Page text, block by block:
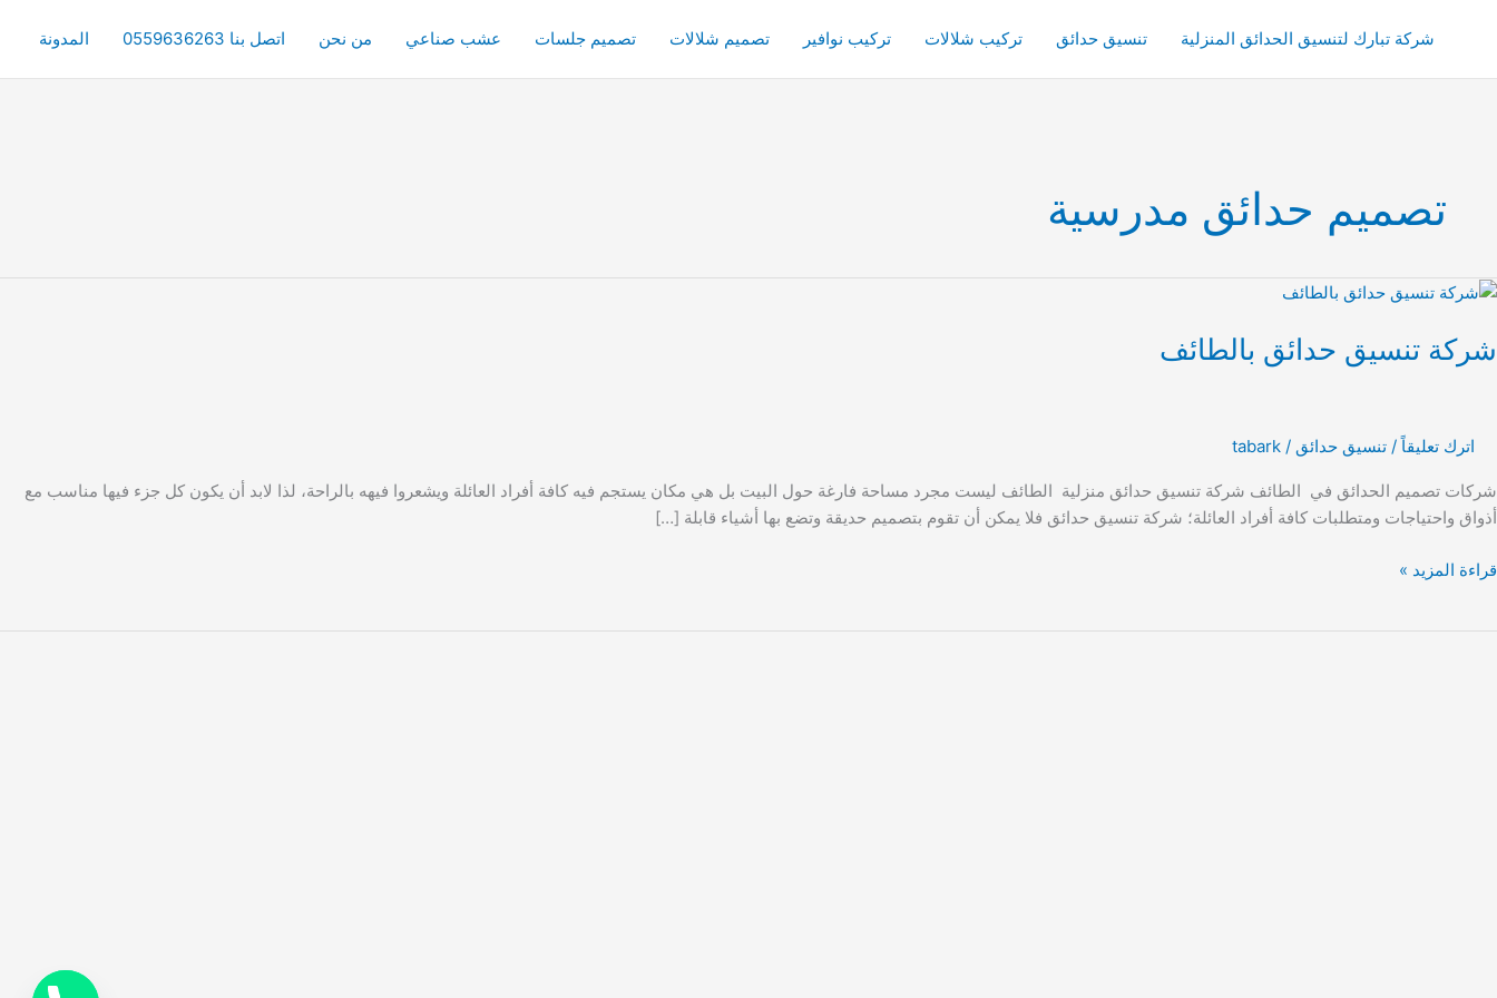
شركة تبارك لتنسيق الحدائق المنزلية تنسيق حدائق تركيب شلالات تركيب نوافير تصميم شلالات تصميم جلسات عشب صناعي من نحن اتصل بنا 0559636263 المدونة
تصميم حدائق مدرسية
شركة تنسيق حدائق بالطائف
اترك تعليقاً / تنسيق حدائق /
tabark
شركات تصميم الحدائق في الطائف شركة تنسيق حدائق منزلية الطائف ليست مجرد مساحة فارغة حول البيت بل هي مكان يستجم فيه كافة أفراد العائلة ويشعروا فيهه بالراحة، لذا لابد أن يكون كل جزء فيها مناسب مع
أذواق واحتياجات ومتطلبات كافة أفراد العائلة؛ شركة تنسيق حدائق فلا يمكن أن تقوم بتصميم حديقة وتضع بها أشياء قابلة […]
شركة
حدائق
بالطائف
قراءة المزيد »